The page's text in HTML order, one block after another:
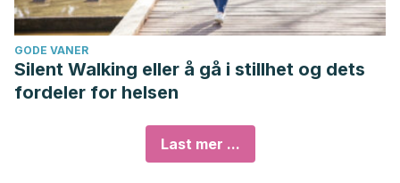
GODE VANER
Silent Walking eller å gå i stillhet og dets
fordeler for helsen
Last mer ...